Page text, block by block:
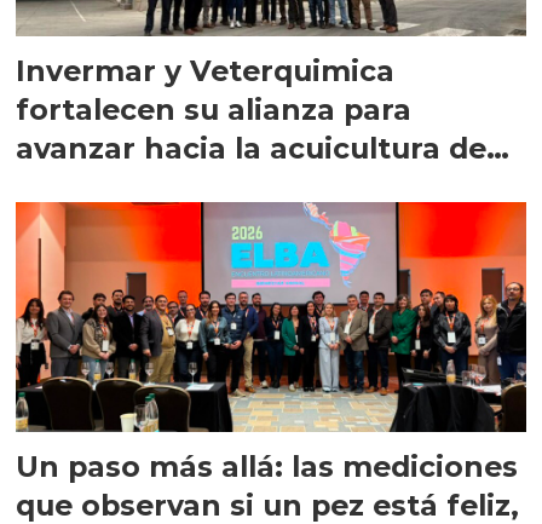
Invermar y Veterquimica
fortalecen su alianza para
avanzar hacia la acuicultura de
Un paso más allá: las mediciones
que observan si un pez está feliz,